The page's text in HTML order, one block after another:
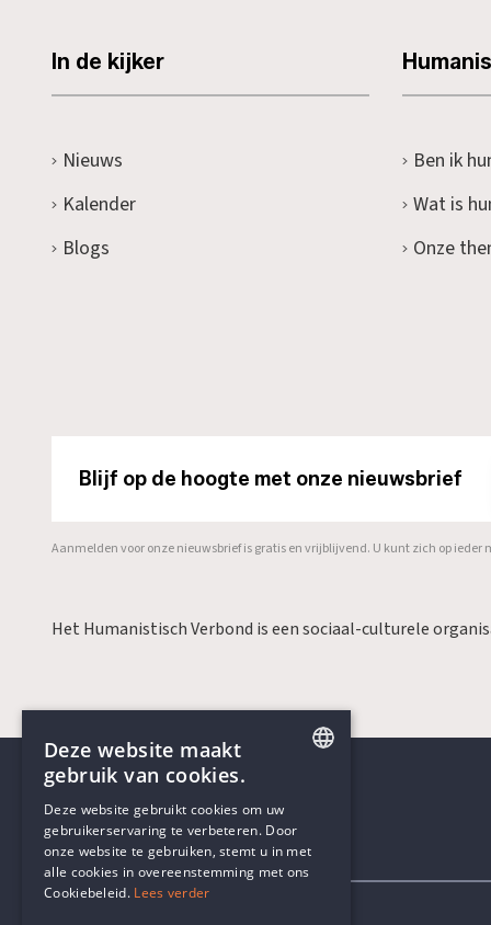
In de kijker
Nieuws
Kalender
Blogs
Ben ik
Wat is
Onze
Blijf op de hoogte met onze nieuwsbrief
Aanmelden voor onze nieuwsbrief is gratis en vrijblijvend. U kunt zich op ieder
Het Humanistisch Verbond is een sociaal-culturele
Contactgegevens
DUTCH
Deze website maakt
gebruik van cookies.
Deze website gebruikt cookies om uw
gebruikerservaring te verbeteren. Door
onze website te gebruiken, stemt u in met
alle cookies in overeenstemming met ons
Cookiebeleid. Lees verder